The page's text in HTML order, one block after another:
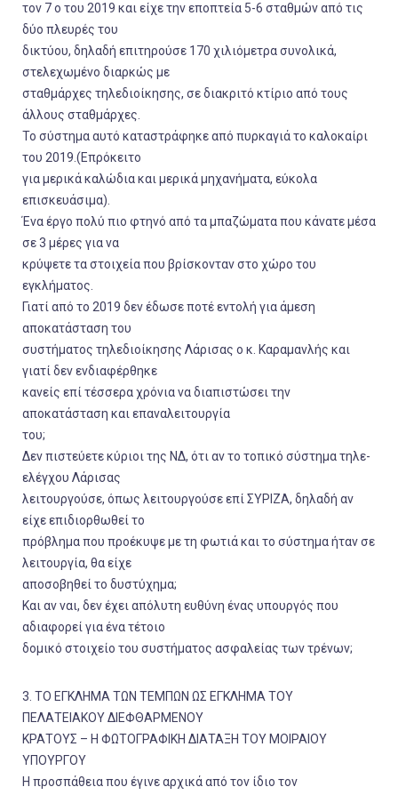
τον 7 ο του 2019 και είχε την εποπτεία 5-6 σταθμών από τις
δύο πλευρές του
δικτύου, δηλαδή επιτηρούσε 170 χιλιόμετρα συνολικά,
στελεχωμένο διαρκώς με
σταθμάρχες τηλεδιοίκησης, σε διακριτό κτίριο από τους
άλλους σταθμάρχες.
Το σύστημα αυτό καταστράφηκε από πυρκαγιά το καλοκαίρι
του 2019.(Επρόκειτο
για μερικά καλώδια και μερικά μηχανήματα, εύκολα
επισκευάσιμα).
Ένα έργο πολύ πιο φτηνό από τα μπαζώματα που κάνατε μέσα
σε 3 μέρες για να
κρύψετε τα στοιχεία που βρίσκονταν στο χώρο του
εγκλήματος.
Γιατί από το 2019 δεν έδωσε ποτέ εντολή για άμεση
αποκατάσταση του
συστήματος τηλεδιοίκησης Λάρισας ο κ. Καραμανλής και
γιατί δεν ενδιαφέρθηκε
κανείς επί τέσσερα χρόνια να διαπιστώσει την
αποκατάσταση και επαναλειτουργία
του;
Δεν πιστεύετε κύριοι της ΝΔ, ότι αν το τοπικό σύστημα τηλε-
ελέγχου Λάρισας
λειτουργούσε, όπως λειτουργούσε επί ΣΥΡΙΖΑ, δηλαδή αν
είχε επιδιορθωθεί το
πρόβλημα που προέκυψε με τη φωτιά και το σύστημα ήταν σε
λειτουργία, θα είχε
αποσοβηθεί το δυστύχημα;
Και αν ναι, δεν έχει απόλυτη ευθύνη ένας υπουργός που
αδιαφορεί για ένα τέτοιο
δομικό στοιχείο του συστήματος ασφαλείας των τρένων;
3. ΤΟ ΕΓΚΛΗΜΑ ΤΩΝ ΤΕΜΠΩΝ ΩΣ ΕΓΚΛΗΜΑ ΤΟΥ
ΠΕΛΑΤΕΙΑΚΟΥ ΔΙΕΦΘΑΡΜΕΝΟΥ
ΚΡΑΤΟΥΣ – Η ΦΩΤΟΓΡΑΦΙΚΗ ΔΙΑΤΑΞΗ ΤΟΥ ΜΟΙΡΑΙΟΥ
ΥΠΟΥΡΓΟΥ
Η προσπάθεια που έγινε αρχικά από τον ίδιο τον